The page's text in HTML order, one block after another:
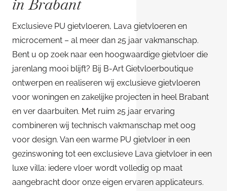
in Brabant
Exclusieve PU gietvloeren, Lava gietvloeren en
microcement – al meer dan 25 jaar vakmanschap.
Bent u op zoek naar een hoogwaardige gietvloer die
jarenlang mooi blijft? Bij B-Art Gietvloerboutique
ontwerpen en realiseren wij exclusieve gietvloeren
voor woningen en zakelijke projecten in heel Brabant
en ver daarbuiten. Met ruim 25 jaar ervaring
combineren wij technisch vakmanschap met oog
voor design. Van een warme PU gietvloer in een
gezinswoning tot een exclusieve Lava gietvloer in een
luxe villa: iedere vloer wordt volledig op maat
aangebracht door onze eigen ervaren applicateurs.